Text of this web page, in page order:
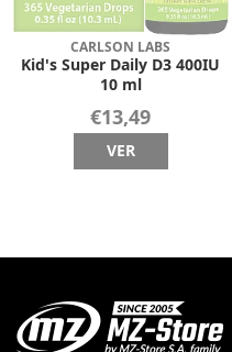
CARLSON LABS
Kid's Super Daily D3 400IU
10 ml
€13,49
VER